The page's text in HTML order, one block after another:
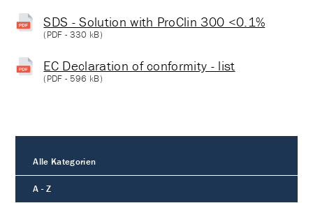
SDS - Solution with ProClin 300 <0.1%
(PDF - 330 kB)
EC Declaration of conformity - list
(PDF - 596 kB)
Alle Kategorien
A - Z